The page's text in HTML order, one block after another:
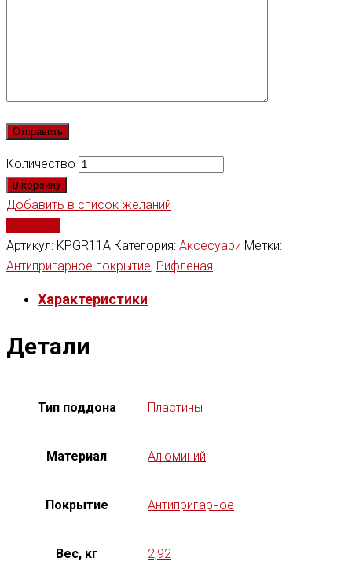
Количество
В корзину
Добавить в список желаний
Артикул: KPGR11A Категория: Аксесуари Метки:
Антипригарное покрытие, Рифленая
Характеристики
Детали
Тип поддона Пластины
Материал Алюминий
Покрытие Антипригарное
Вес, кг 2,92